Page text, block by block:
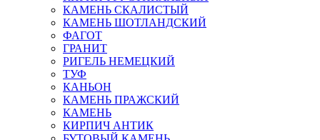
КАМЕНЬ СКАЛИСТЫЙ
КАМЕНЬ ШОТЛАНДСКИЙ
ФАГОТ
ГРАНИТ
РИГЕЛЬ НЕМЕЦКИЙ
ТУФ
КАНЬОН
КАМЕНЬ ПРАЖСКИЙ
КАМЕНЬ
КИРПИЧ АНТИК